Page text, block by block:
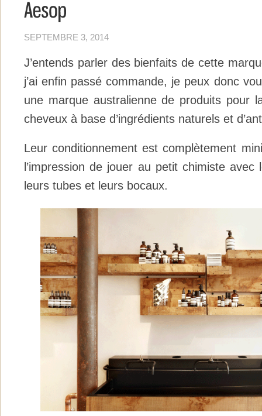
SEPTEMBRE 3, 2014
J’entends parler des bienfaits de cette
j’ai enfin passé commande, je peux donc
une marque australienne de produits pour
cheveux à base d’ingrédients naturels et
Leur conditionnement est complètement
l’impression de jouer au petit chimiste
leurs tubes et leurs bocaux.